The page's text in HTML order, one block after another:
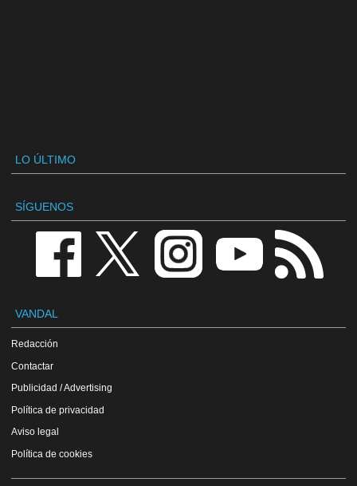
LO ÚLTIMO
SÍGUENOS
VANDAL
Redacción
Contactar
Publicidad / Advertising
Política de privacidad
Aviso legal
Política de cookies